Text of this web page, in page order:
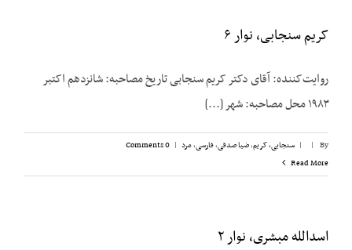
کریم سنجابی، نوار ۶
روایت‌‌کننده: آقای دکتر کریم سنجابی تاریخ مصاحبه: شانزدهم اکتبر
۱۹۸۳ محل مصاحبه: شهر [...]
By
|
| سنجابی، کریم,ضیا صدقی,فارسی,مرد |
0 Comments
Read More
اسدالله مبشری، نوار ۲